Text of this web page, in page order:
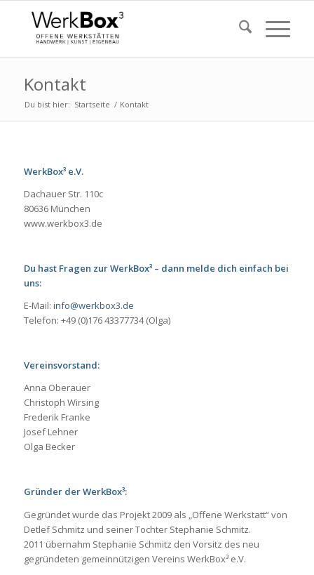
Kontakt
Du bist hier: Startseite / Kontakt
WerkBox³ e.V.
Dachauer Str. 110c
80636 München
www.werkbox3.de
Du hast Fragen zur WerkBox³ – dann melde dich einfach bei
uns:
E-Mail: info@werkbox3.de
Telefon: +49 (0)176 43377734 (Olga)
Vereinsvorstand:
Anna Oberauer
Christoph Wirsing
Frederik Franke
Josef Lehner
Olga Becker
Gründer der WerkBox³:
Gegründet wurde das Projekt 2009 als „Offene Werkstatt“ von
Detlef Schmitz und seiner Tochter Stephanie Schmitz.
2011 übernahm Stephanie Schmitz den Vorsitz des neu
gegründeten gemeinnützigen Vereins WerkBox³ e.V.